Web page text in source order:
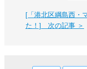
[「港北区綱島西・
た！] 次の記事 ＞